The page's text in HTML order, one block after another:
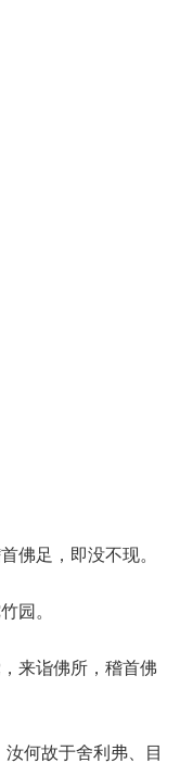
佛足，即没不现。
园。
来诣佛所，稽首佛
何故于舍利弗、目